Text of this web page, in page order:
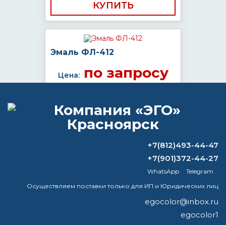
КУПИТЬ
Эмаль ФЛ-412
Цена:по запросу
ВОПРОС-ОТВЕТ
Как называется краска спрей?
+7(812)493-44-47
+7(901)372-44-27
WhatsApp
Telegram
Осуществляем поставки только для ИП и Юридических лиц
egocolor@inbox.ru
egocolor1